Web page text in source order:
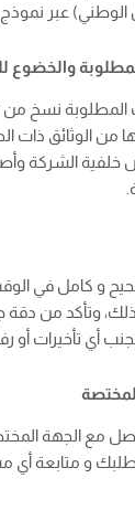
الوطني) عبر
والخضوع
نسخ من
من الوثائق ذات
خلفية الشركة
و كامل في الوقت
وتأكد من دقة
أي تأخيرات
مع الجهة
طلبك و متابعة